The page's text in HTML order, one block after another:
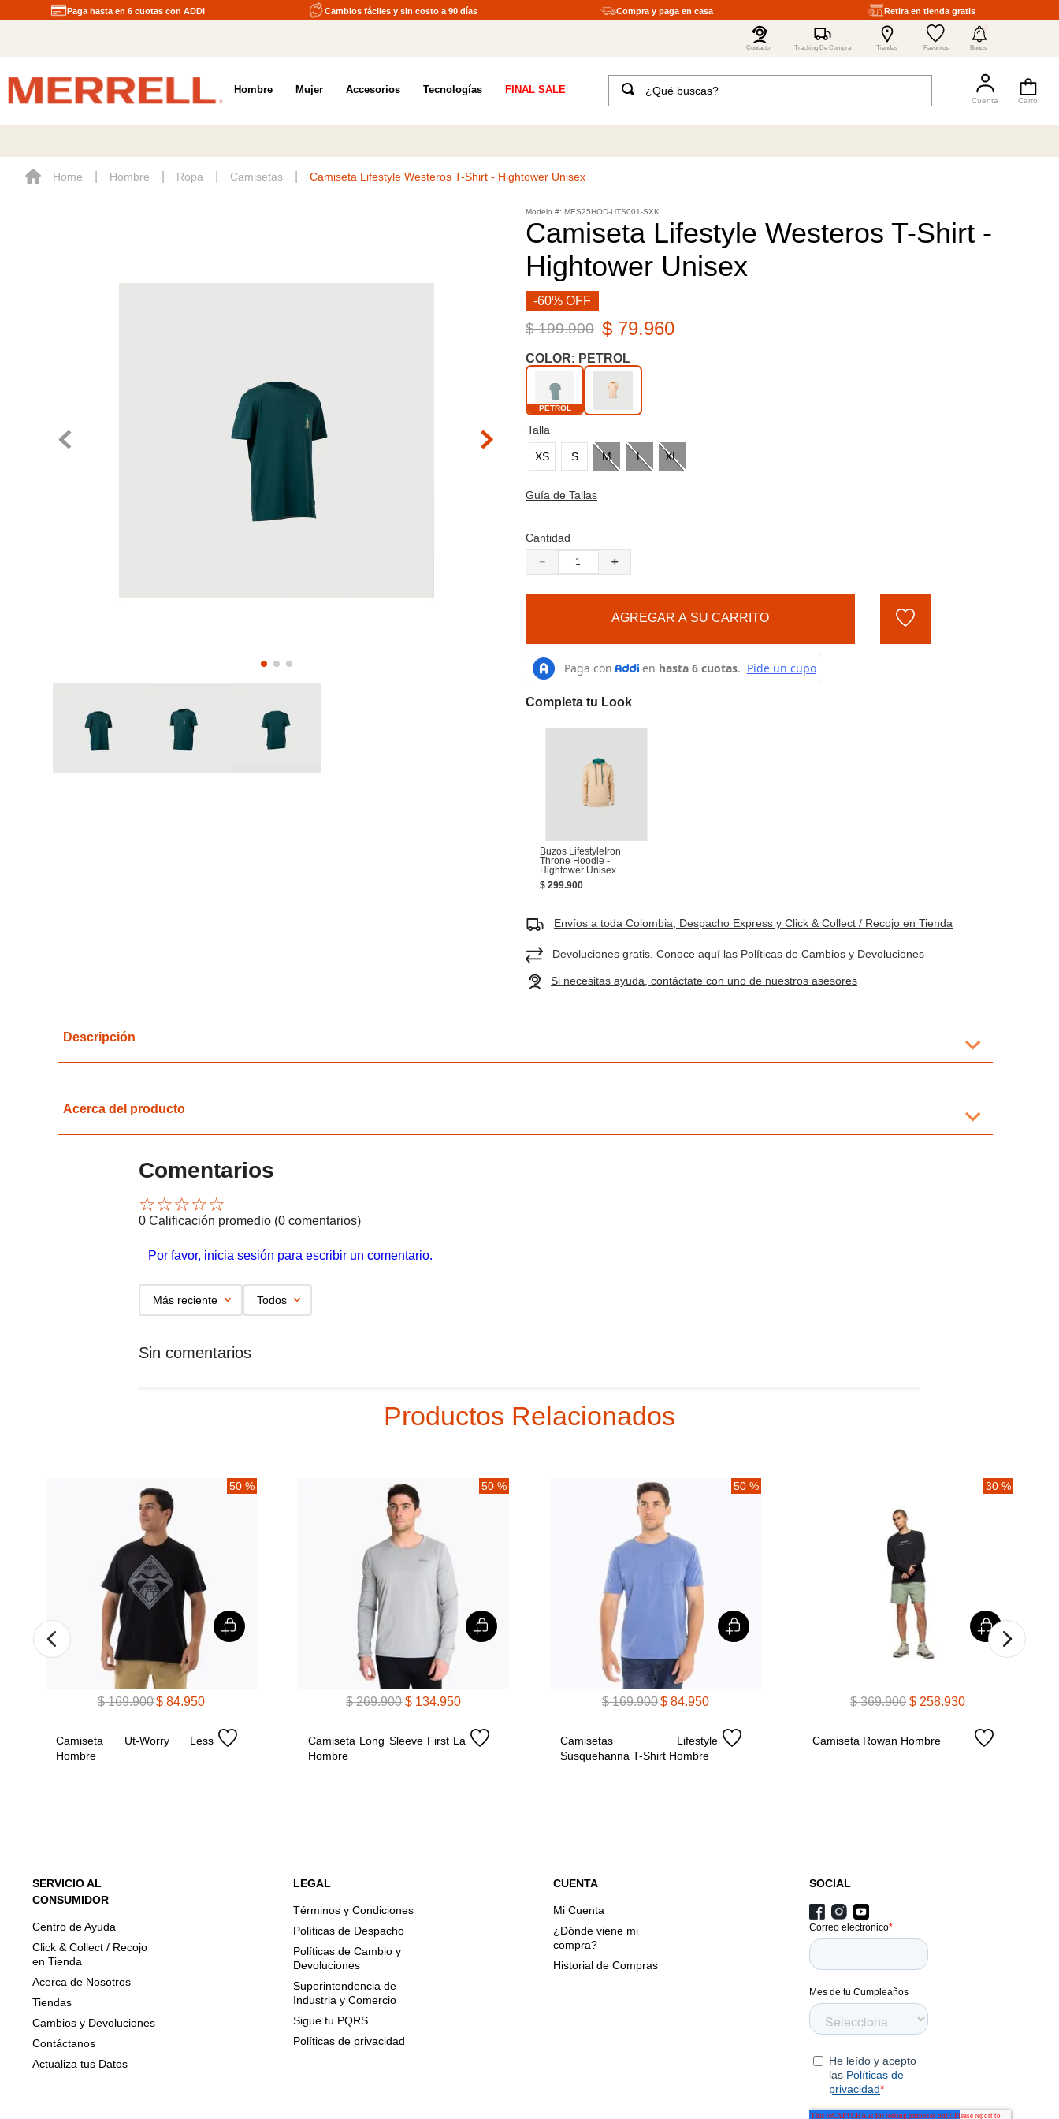
Paga hasta en 6 cuotas con ADDI Cambios fáciles y sin costo a 90 días Compra y paga en casa Retira en tienda gratis
Contacto Tracking De Compra Tiendas Favoritos Bonus
Hombre Mujer Accesorios Tecnologías FINAL SALE
¿Qué buscas?
Hombre Ropa Camisetas Camiseta Lifestyle Westeros T-Shirt - Hightower Unisex
Pase el mouse para hacer zoom
: MES25HOD-UTS001-SXK
Camiseta Lifestyle Westeros T-Shirt -
Hightower Unisex
-60% OFF
$ 199.900 $ 79.960
COLOR: PETROL
PETROL
Talla
L
M
S XL
XS
Guía de Tallas
Cantidad
＋
－
AGREGAR A SU CARRITO
Completa tu Look
Buzos LifestyleIron
Throne Hoodie -
Hightower Unisex
$ 299.900
Envíos a toda Colombia, Despacho Express y Click & Collect / Recojo en Tienda
Devoluciones gratis. Conoce aquí las Políticas de Cambios y Devoluciones
Si necesitas ayuda, contáctate con uno de nuestros asesores
Descripción
Acerca del producto
Comentarios
☆☆☆☆☆
0 Calificación promedio (0 comentarios)
Por favor, inicia sesión para escribir un comentario.
Más reciente Todos
Productos Relacionados
50 %
$ 169.900$ 84.950
Camiseta Ut-Worry Less
Hombre
50 %
$ 269.900 $ 134.950
Camiseta Long Sleeve First La
Hombre
50 %
$ 169.900$ 84.950
Camisetas Lifestyle
Susquehanna T-Shirt Hombre
30 %
$ 369.900 $ 258.930
Camiseta Rowan Hombre
SERVICIO AL
CONSUMIDOR
Centro de Ayuda
Click & Collect / Recojo
en Tienda
Acerca de Nosotros
Tiendas
Cambios y Devoluciones
Contáctanos
Actualiza tus Datos
LEGAL
Términos y Condiciones
Políticas de Despacho
Políticas de Cambio y
Devoluciones
Superintendencia de
Industria y Comercio
Sigue tu PQRS
Políticas de privacidad
CUENTA
Mi Cuenta
¿Dónde viene mi
compra?
Historial de Compras
SOCIAL
2.
tenis hombre